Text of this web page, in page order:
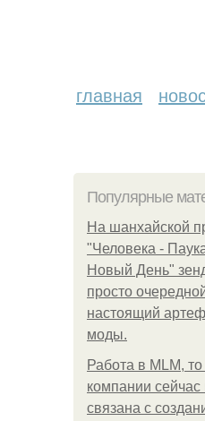
главная
Популярные
На шанхайской
"Человека -
Новый День"
просто
настоящий
моды.
Работа в MLM, то
компании
связана с